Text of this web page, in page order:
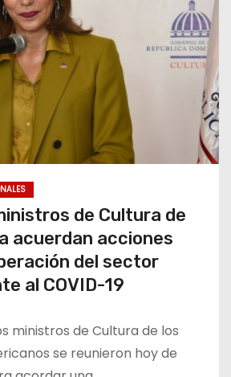
de Cultura de
acuerdan acciones
del sector
al COVID-19
ministros de Cultura de los
se reunieron hoy de